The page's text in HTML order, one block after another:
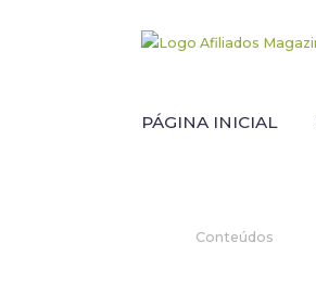
PÁGINA INICIAL
Conteúdos